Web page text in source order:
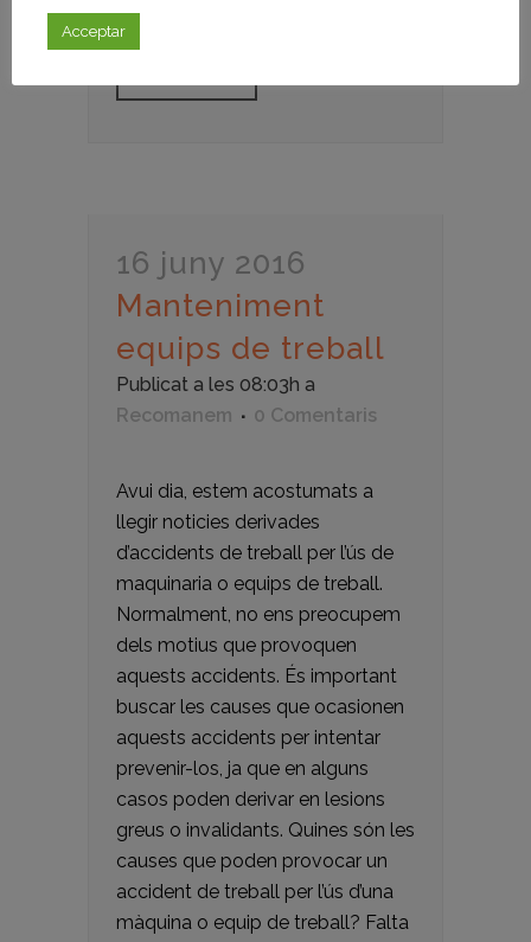
figurin...
16 juny 2016
Manteniment
equips de treball
Publicat a les 08:03h a
Recomanem
0 Comentaris
Avui dia, estem acostumats a
llegir noticies derivades
d’accidents de treball per l’ús de
maquinaria o equips de treball.
Normalment, no ens preocupem
dels motius que provoquen
aquests accidents. És important
buscar les causes que ocasionen
aquests accidents per intentar
prevenir-los, ja que en alguns
casos poden derivar en lesions
greus o invalidants. Quines són les
causes que poden provocar un
accident de treball per l’ús d’una
màquina o equip de treball? Falta
Acceptar